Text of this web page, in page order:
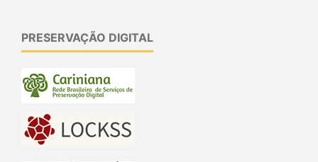
PRESERVAÇÃO DIGITAL